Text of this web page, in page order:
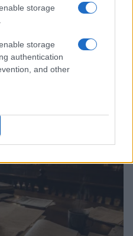
storage
storage
authentication
and other
a Milano tra